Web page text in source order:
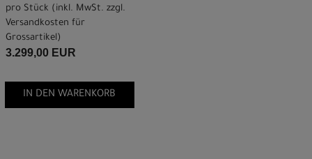
pro Stück (inkl. MwSt. zzgl.
Versandkosten für
Grossartikel )
3.299,00 EUR
IN DEN WARENKORB